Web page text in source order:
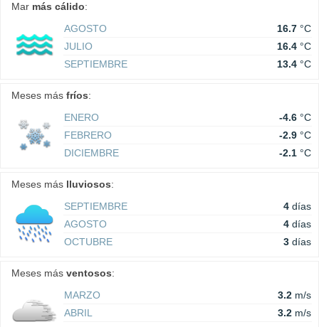
Mar más cálido:
AGOSTO
16.7 °C
JULIO
16.4 °C
SEPTIEMBRE
13.4 °C
Meses más fríos:
ENERO
-4.6 °C
FEBRERO
-2.9 °C
DICIEMBRE
-2.1 °C
Meses más lluviosos:
SEPTIEMBRE
4 días
AGOSTO
4 días
OCTUBRE
3 días
Meses más ventosos:
MARZO
3.2 m/s
ABRIL
3.2 m/s